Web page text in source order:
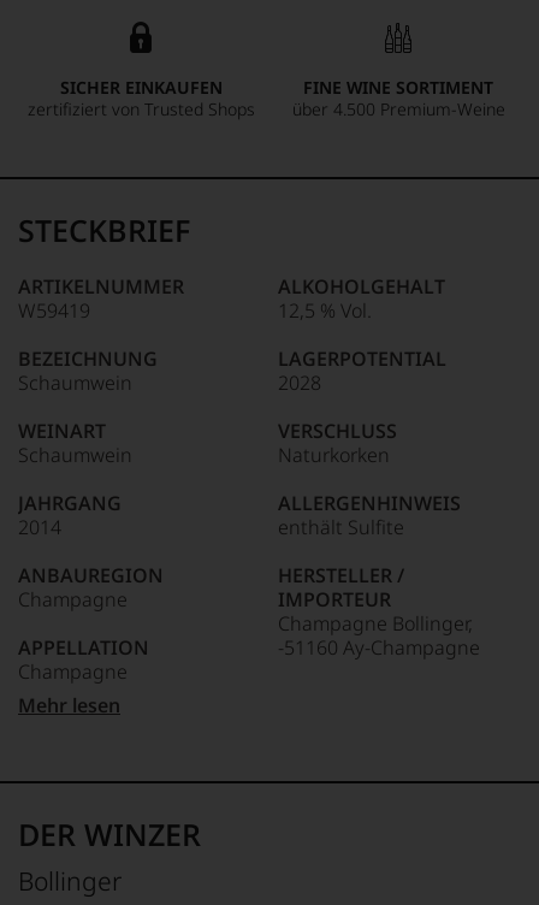
SICHER EINKAUFEN
zertifiziert von Trusted Shops
FINE WINE SORTIMENT
über 4.500 Premium-Weine
STECKBRIEF
ARTIKELNUMMER
W59419
BEZEICHNUNG
Schaumwein
WEINART
Schaumwein
JAHRGANG
2014
ANBAUREGION
Champagne
APPELLATION
Champagne
QUALITÄTSSTUFE
REBSORTEN
8 °C
ALKOHOLGEHALT
12,5 % Vol.
LAGERPOTENTIAL
2028
VERSCHLUSS
Naturkorken
ALLERGENHINWEIS
enthält Sulfite
HERSTELLER /
IMPORTEUR
Champagne Bollinger,
-51160 Ay-Champagne
0,75 L
Mehr lesen
DER WINZER
Bollinger